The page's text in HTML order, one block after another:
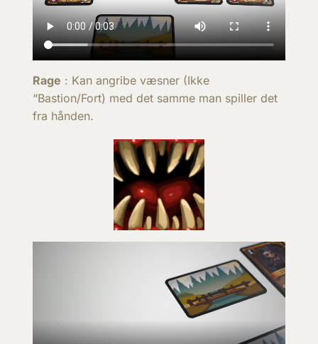
Rage : Kan angribe væsner (Ikke
“Bastion/Fort) med det samme man spiller det
fra hånden.